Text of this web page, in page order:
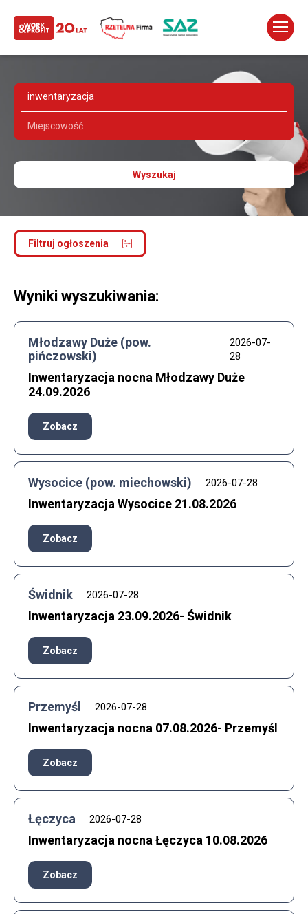
Wyszukaj
Filtruj ogłoszenia
Wyniki wyszukiwania:
Młodzawy Duże (pow.
pińczowski)
2026-07-
28
Inwentaryzacja nocna Młodzawy Duże
24.09.2026​
Zobacz
Wysocice (pow. miechowski) 2026-07-28
Inwentaryzacja Wysocice 21.08.2026​
Zobacz
Świdnik 2026-07-28
Inwentaryzacja 23.09.2026- Świdnik
Zobacz
Przemyśl 2026-07-28
Inwentaryzacja nocna 07.08.2026- Przemyśl
Zobacz
Łęczyca 2026-07-28
Inwentaryzacja nocna Łęczyca 10.08.2026​
Zobacz